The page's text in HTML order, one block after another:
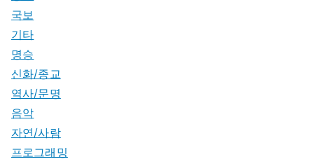
국보
기타
명승
신화/종교
역사/문명
음악
자연/사람
프로그래밍